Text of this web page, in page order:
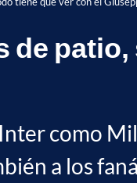
de
como
a los